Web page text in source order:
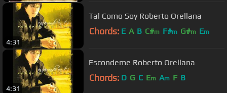
4:31
Tal Como Soy Roberto Orellana
Chords: E A B C#m F#m G#m Em
4:31
Escondeme Roberto Orellana
Chords: D G C Em Am F B